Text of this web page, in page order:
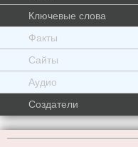
Ключевые слова
Факты
Сайты
Аудио
Создатели